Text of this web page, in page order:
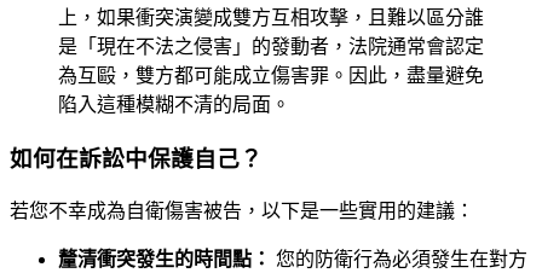
上，如果衝突演變成雙方互相攻擊，且難以區分誰
是「現在不法之侵害」的發動者，法院通常會認定
為互毆，雙方都可能成立傷害罪。因此，盡量避免
陷入這種模糊不清的局面。
如何在訴訟中保護自己？
若您不幸成為自衛傷害被告，以下是一些實用的建議：
釐清衝突發生的時間點： 您的防衛行為必須發生在對方